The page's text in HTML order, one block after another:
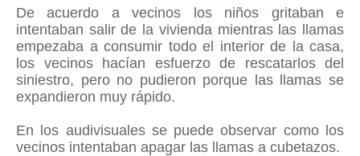
De acuerdo a vecinos los niños gritaban e
intentaban salir de la vivienda mientras las llamas
empezaba a consumir todo el interior de la casa,
los vecinos hacían esfuerzo de rescatarlos del
siniestro, pero no pudieron porque las llamas se
expandieron muy rápido.
En los audivisuales se puede observar como los
vecinos intentaban apagar las llamas a cubetazos.